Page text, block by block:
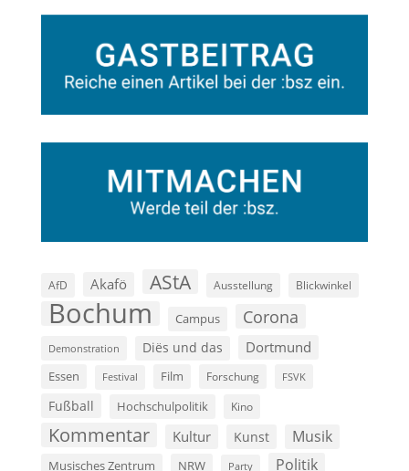
AfD Akafö AStA Ausstellung Blickwinkel
Bochum Campus Corona
Demonstration Diës und das Dortmund
Essen Festival Film Forschung FSVK
Fußball Hochschulpolitik Kino
Kommentar Kultur Kunst Musik
Musisches Zentrum NRW Party Politik